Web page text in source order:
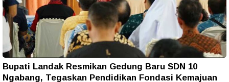
Bupati Landak Resmikan Gedung Baru SDN 10
Ngabang, Tegaskan Pendidikan Fondasi Kemajuan